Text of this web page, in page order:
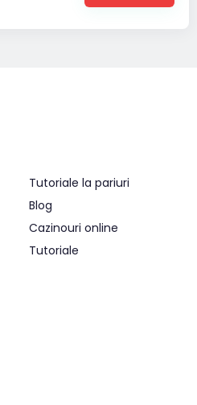
Tutoriale la pariuri
Blog
Cazinouri online
Tutoriale